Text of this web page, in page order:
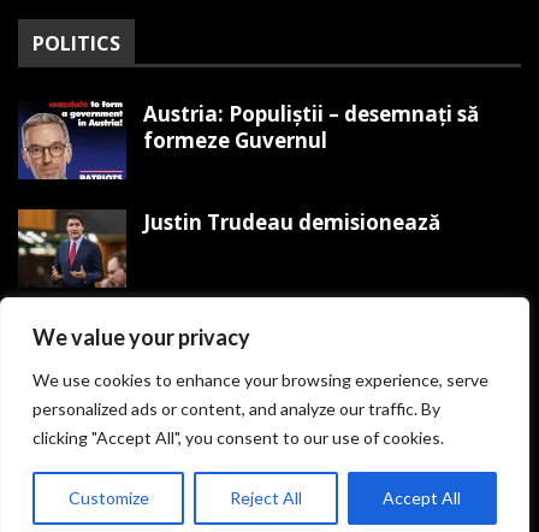
We value your privacy
We use cookies to enhance your browsing experience, serve
personalized ads or content, and analyze our traffic. By
clicking "Accept All", you consent to our use of cookies.
Customize Reject All Accept All
POLITICS
Austria: Populiștii – desemnați să
formeze Guvernul
Justin Trudeau demisionează
Trump organizează Mitingul
Victoriei MAGA pe 19 ianuarie
© Copyright presacurată.ro. Toate Drepturile
Rezervate. - Realizare Website byCOR MEDIA AGENCY